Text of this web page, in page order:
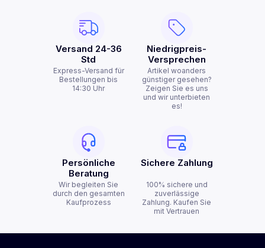
Versand 24-36
Std
Express-Versand für
Bestellungen bis
14:30 Uhr
Niedrigpreis-
Versprechen
Artikel woanders
günstiger gesehen?
Zeigen Sie es uns
und wir unterbieten
es!
Persönliche
Beratung
Wir begleiten Sie
durch den gesamten
Kaufprozess
Sichere Zahlung
100% sichere und
zuverlässige
Zahlung. Kaufen Sie
mit Vertrauen